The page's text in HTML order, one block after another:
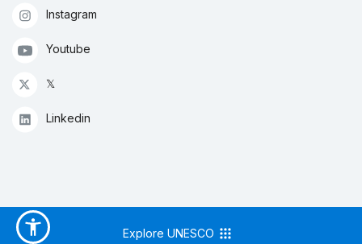
Instagram
Youtube
𝕏
Linkedin
Explore UNESCO